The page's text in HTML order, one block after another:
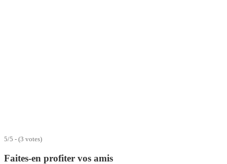
5/5 - (3 votes)
Faites-en profiter vos amis